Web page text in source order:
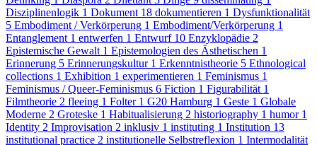
Disziplinenlogik 1 Dokument 18 dokumentieren 1 Dysfunktionalität
5 Embodiment / Verkörperung 1 Embodiment/Verkörperung 1
Entanglement 1 entwerfen 1 Entwurf 10 Enzyklopädie 2
Epistemische Gewalt 1 Epistemologien des Ästhetischen 1
Erinnerung 5 Erinnerungskultur 1 Erkenntnistheorie 5 Ethnological
collections 1 Exhibition 1 experimentieren 1 Feminismus 1
Feminismus / Queer-Feminismus 6 Fiction 1 Figurabilität 1
Filmtheorie 2 fleeing 1 Folter 1 G20 Hamburg 1 Geste 1 Globale
Moderne 2 Groteske 1 Habitualisierung 2 historiography 1 humor 1
Identity 2 Improvisation 2 inklusiv 1 instituting 1 Institution 13
institutional practice 2 institutionelle Selbstreflexion 1 Intermodalität